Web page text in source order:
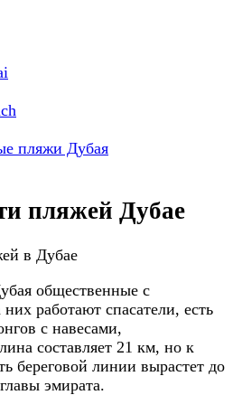
пляжи Дубая
пляжей Дубае
общественные с
работают спасатели, есть
с навесами,
составляет 21 км, но к
береговой линии вырастет до
эмирата.